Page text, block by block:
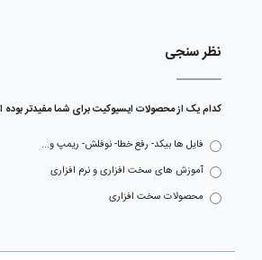
نظر سنجی
کدام یک از محصولات ایسیوکیت برای شما مفیدتر
فایل ها بیکد- رفع خطا- نوفلش- ریمپ و...
آموزش های سخت افزاری و نرم افزاری
محصولات سخت افزاری